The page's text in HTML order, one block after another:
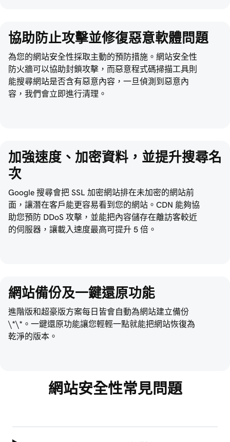
協助防止攻擊並修復惡意軟體問題
為您的網站安全性採取主動的預防措施。網站安全性
防火牆可以協助封鎖攻擊，而惡意程式碼掃描工具則
能搜尋網站是否含有惡意內容，一旦偵測到惡意內
容，我們會立即進行清理。
加強速度、加密資料，並提升搜尋名
次
Google 搜尋會把 SSL 加密網站排在未加密的網站前
面，讓潛在客戶能更容易看到您的網站。CDN 能夠協
助您預防 DDoS 攻擊，並能把內容儲存在離訪客較近
的伺服器，讓載入速度最高可提升 5 倍。
網站備份及一鍵還原功能
進階版和超豪版方案每日皆會自動為網站建立備份
\*\*。一鍵還原功能讓您輕輕一點就能把網站恢復為
乾淨的版本。
網站安全性常見問題